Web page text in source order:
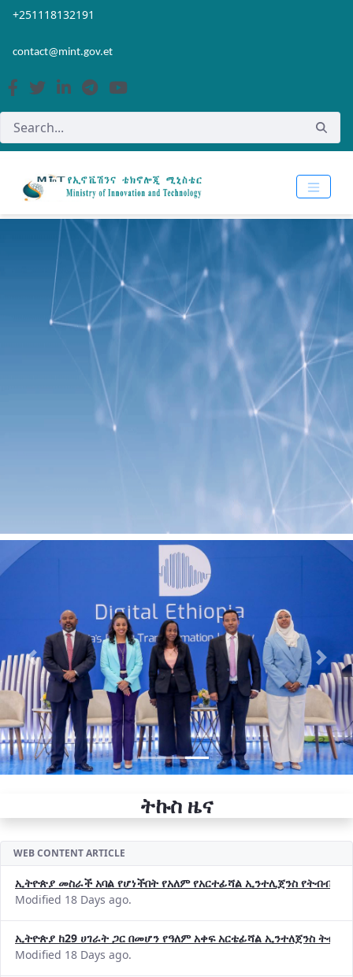
Skip to Main Content
Open Accessibility Menu
+251118132191
contact@mint.gov.et
Previous Next
ትኩስ ዜና
WEB CONTENT ARTICLE
ኢትዮጵያ መስራች አባል የሆነችበት የአለም የአርተፊሻል ኢንተሊጀንስ የትብብር
Modified 18 Days ago.
ኢትዮጵያ ከ29 ሀገራት ጋር በመሆን የዓለም አቀፍ አርቴፊሻል ኢንተለጀንስ
Modified 18 Days ago.